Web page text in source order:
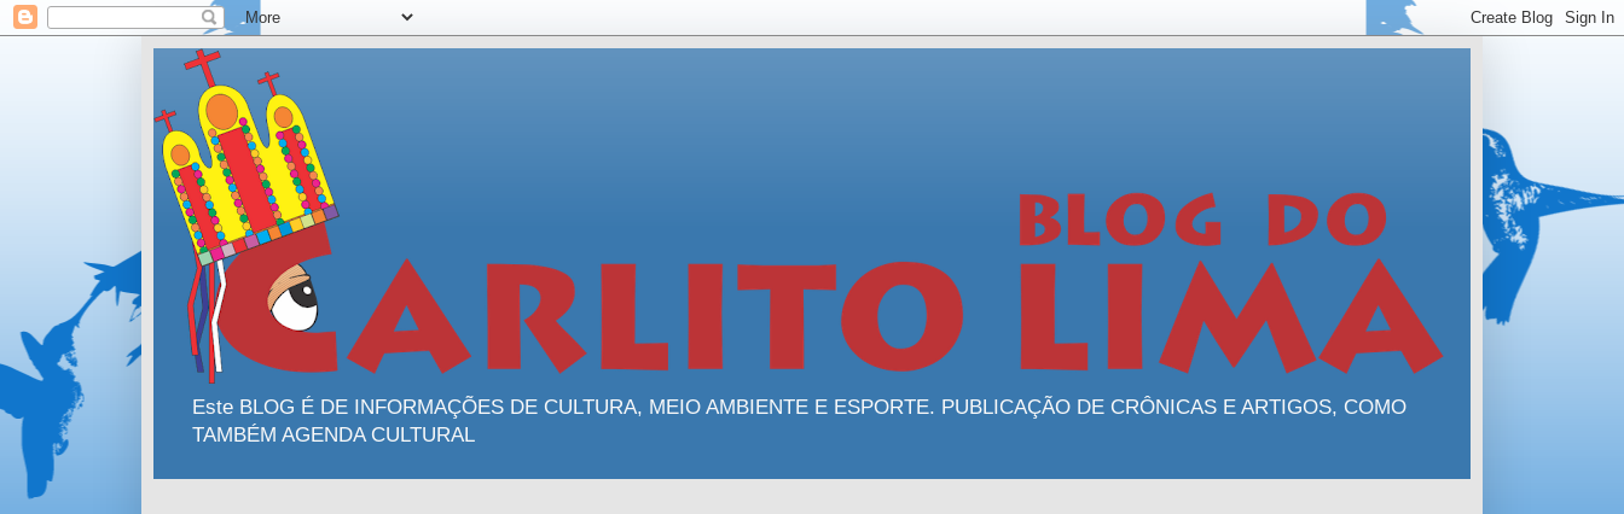
Este BLOG É DE INFORMAÇÕES DE CULTURA, MEIO AMBIENTE E ESPORTE. PUBLICAÇÃO DE CRÔNICAS E ARTIGOS, COMO
TAMBÉM AGENDA CULTURAL